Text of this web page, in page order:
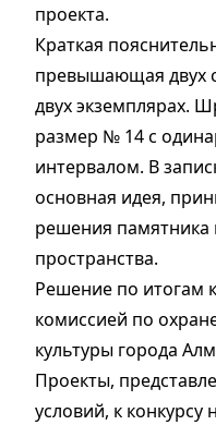
проекта.
Краткая
превышающая двух
двух экземплярах.
размер № 14 с
интервалом. В
основная идея,
решения памятника
пространства.
Решение по итогам
комиссией по
культуры города
Проекты,
условий, к конкурсу